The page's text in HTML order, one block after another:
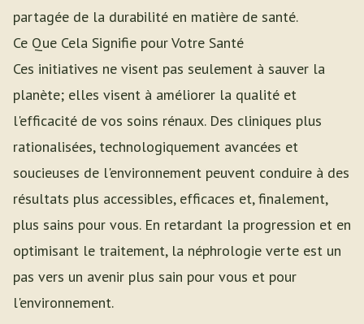
partagée de la durabilité en matière de santé.
Ce Que Cela Signifie pour Votre Santé
Ces initiatives ne visent pas seulement à sauver la
planète; elles visent à améliorer la qualité et
l'efficacité de vos soins rénaux. Des cliniques plus
rationalisées, technologiquement avancées et
soucieuses de l'environnement peuvent conduire à des
résultats plus accessibles, efficaces et, finalement,
plus sains pour vous. En retardant la progression et en
optimisant le traitement, la néphrologie verte est un
pas vers un avenir plus sain pour vous et pour
l'environnement.